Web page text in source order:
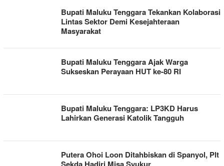
Bupati Maluku Tenggara Tekankan Kolaborasi
Lintas Sektor Demi Kesejahteraan
Masyarakat
Bupati Maluku Tenggara Ajak Warga
Sukseskan Perayaan HUT ke-80 RI
Bupati Maluku Tenggara: LP3KD Harus
Lahirkan Generasi Katolik Tangguh
Putera Ohoi Loon Ditahbiskan di Spanyol, Plt